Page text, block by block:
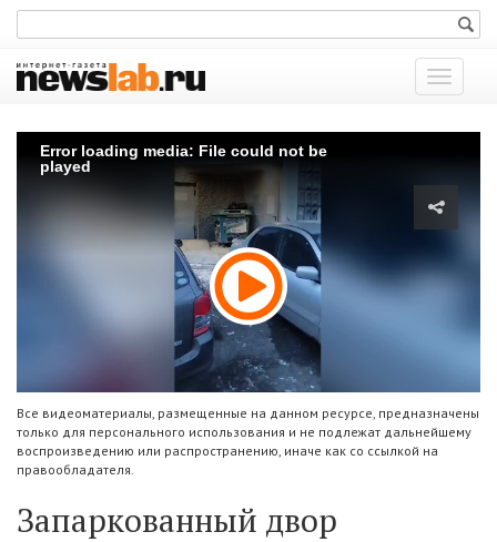
Показать
меню
Error loading media: File could not be
played
Все видеоматериалы, размещенные на данном ресурсе, предназначены
только для персонального использования и не подлежат дальнейшему
воспроизведению или распространению, иначе как со ссылкой на
правообладателя.
Запаркованный двор